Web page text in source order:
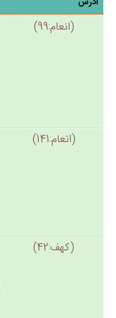
(انعام:99)
(انعام:141)
(كهف:42)